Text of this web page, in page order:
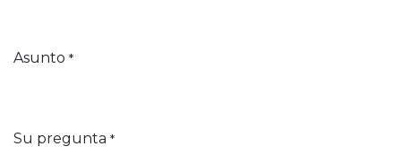
Asunto *
Su pregunta *